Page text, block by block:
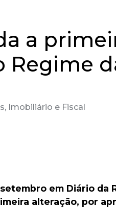
a
Regime
Imobiliário e Fiscal
em Diário da
alteração, por